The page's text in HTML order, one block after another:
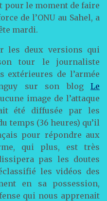
pour le moment de faire
de l’ONU au Sahel, a
mardi.
les deux versions qui
tour le journaliste
extérieures de l’armée
sur son blog Le
image de l’attaque
été diffusée par les
temps (36 heures) qu’il
pour répondre aux
qui plus, est très
pas les doutes
les vidéos des
en sa possession,
qui nous apprenait